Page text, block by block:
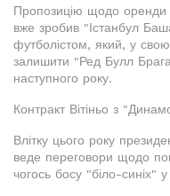
Пропозицію щодо оренди
вже зробив "Істанбул
футболістом, який, у
залишити "Ред Булл
наступного року.
Контракт Вітіньо з
Влітку цього року
веде переговори щодо
чогось босу "біло-синіх"